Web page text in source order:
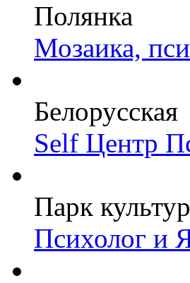
Полянка
Мозаика,
Белорусская
Self Центр
Парк
Психолог и